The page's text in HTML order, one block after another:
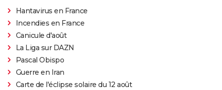
Hantavirus en France
Incendies en France
Canicule d'août
La Liga sur DAZN
Pascal Obispo
Guerre en Iran
Carte de l'éclipse solaire du 12 août